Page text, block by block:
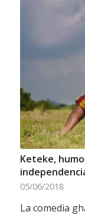
Keteke,
05/06/2018
La comedia